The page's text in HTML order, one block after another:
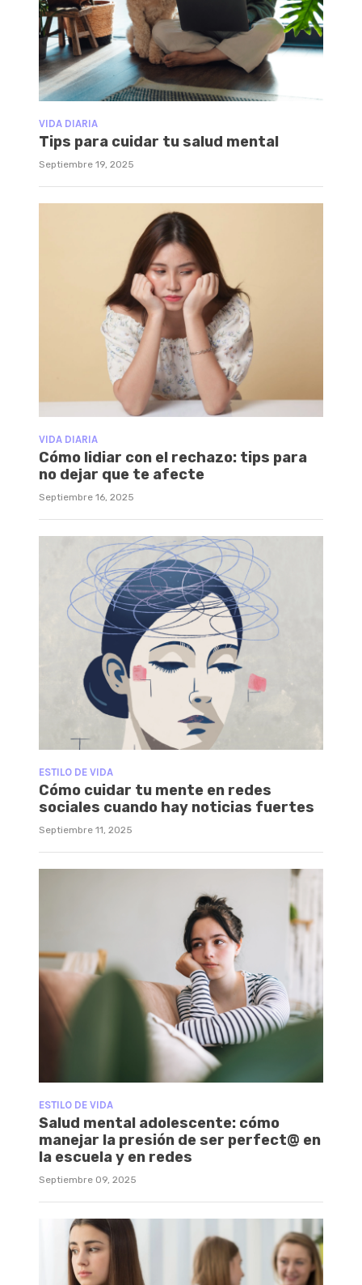
VIDA DIARIA
Tips para cuidar tu salud mental
Septiembre 19, 2025
VIDA DIARIA
Cómo lidiar con el rechazo: tips para
no dejar que te afecte
Septiembre 16, 2025
ESTILO DE VIDA
Cómo cuidar tu mente en redes
sociales cuando hay noticias fuertes
Septiembre 11, 2025
ESTILO DE VIDA
Salud mental adolescente: cómo
manejar la presión de ser perfect@ en
la escuela y en redes
Septiembre 09, 2025